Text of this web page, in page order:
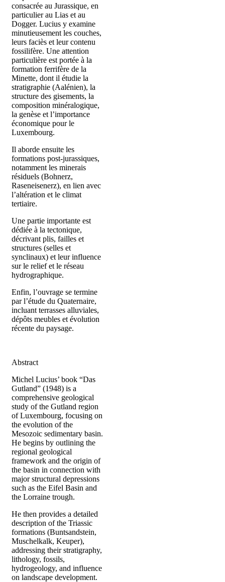
consacrée au Jurassique, en
particulier au Lias et au
Dogger. Lucius y examine
minutieusement les couches,
leurs faciès et leur contenu
fossilifère. Une attention
particulière est portée à la
formation ferrifère de la
Minette, dont il étudie la
stratigraphie (Aalénien), la
structure des gisements, la
composition minéralogique,
la genèse et l’importance
économique pour le
Luxembourg.
Il aborde ensuite les
formations post-jurassiques,
notamment les minerais
résiduels (Bohnerz,
Raseneisenerz), en lien avec
l’altération et le climat
tertiaire.
Une partie importante est
dédiée à la tectonique,
décrivant plis, failles et
structures (selles et
synclinaux) et leur influence
sur le relief et le réseau
hydrographique.
Enfin, l’ouvrage se termine
par l’étude du Quaternaire,
incluant terrasses alluviales,
dépôts meubles et évolution
récente du paysage.
Abstract
Michel Lucius’ book “Das
Gutland” (1948) is a
comprehensive geological
study of the Gutland region
of Luxembourg, focusing on
the evolution of the
Mesozoic sedimentary basin.
He begins by outlining the
regional geological
framework and the origin of
the basin in connection with
major structural depressions
such as the Eifel Basin and
the Lorraine trough.
He then provides a detailed
description of the Triassic
formations (Buntsandstein,
Muschelkalk, Keuper),
addressing their stratigraphy,
lithology, fossils,
hydrogeology, and influence
on landscape development.